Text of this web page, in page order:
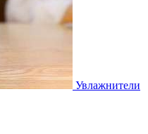
Увлажнители